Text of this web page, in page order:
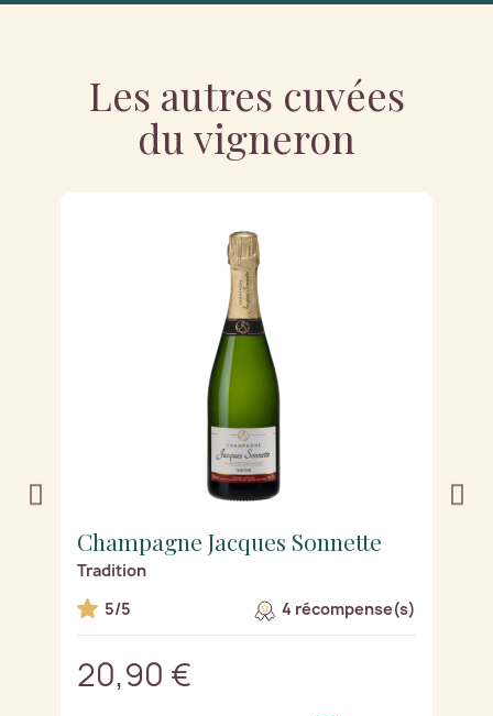
Les autres cuvées
du vigneron
Champagne Jacques Sonnette
Tradition
5/5
4 récompense(s)
20,90 €